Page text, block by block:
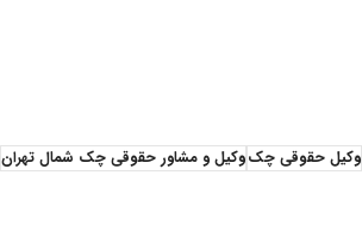
وکیل حقوقی چکوکیل و مشاور حقوقی چک شمال تهران